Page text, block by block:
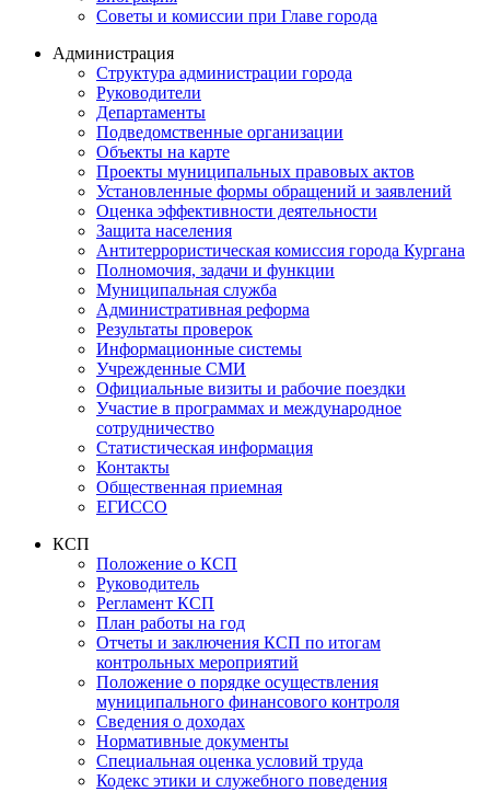
Советы и комиссии при Главе города
Администрация
Структура администрации города
Руководители
Департаменты
Подведомственные организации
Объекты на карте
Проекты муниципальных правовых актов
Установленные формы обращений и заявлений
Оценка эффективности деятельности
Защита населения
Антитеррористическая комиссия города Кургана
Полномочия, задачи и функции
Муниципальная служба
Административная реформа
Результаты проверок
Информационные системы
Учрежденные СМИ
Официальные визиты и рабочие поездки
Участие в программах и международное
сотрудничество
Статистическая информация
Контакты
Общественная приемная
ЕГИССО
КСП
Положение о КСП
Руководитель
Регламент КСП
План работы на год
Отчеты и заключения КСП по итогам
контрольных мероприятий
Положение о порядке осуществления
муниципального финансового контроля
Сведения о доходах
Нормативные документы
Специальная оценка условий труда
Кодекс этики и служебного поведения